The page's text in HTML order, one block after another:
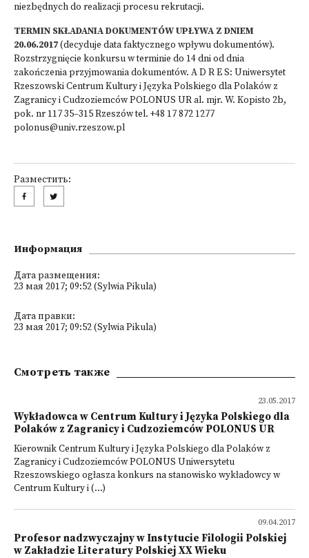
niezbędnych do realizacji procesu rekrutacji.
TERMIN SKŁADANIA DOKUMENTÓW UPŁYWA Z DNIEM
20.06.2017(decyduje data faktycznego wpływu dokumentów).
Rozstrzygnięcie konkursu w terminie do 14 dni od dnia
zakończenia przyjmowania dokumentów. A D R E S: Uniwersytet
Rzeszowski Centrum Kultury i Języka Polskiego dla Polaków z
Zagranicy i Cudzoziemców POLONUS UR al. mjr. W. Kopisto 2b,
pok. nr 117 35–315 Rzeszów tel. +48 17 872 1277
polonus@univ.rzeszow.pl
Разместить:
Информация
Дата размещения:
23 мая 2017; 09:52 (Sylwia Pikula)
Дата правки:
23 мая 2017; 09:52 (Sylwia Pikula)
Смотреть также
23.05.2017
Wykładowca w Centrum Kultury i Języka Polskiego dla
Polaków z Zagranicy i Cudzoziemców POLONUS UR
Kierownik Centrum Kultury i Języka Polskiego dla Polaków z
Zagranicy i Cudzoziemców POLONUS Uniwersytetu
Rzeszowskiego ogłasza konkurs na stanowisko wykładowcy w
Centrum Kultury i (...)
09.04.2017
Profesor nadzwyczajny w Instytucie Filologii Polskiej
w Zakładzie Literatury Polskiej XX Wieku